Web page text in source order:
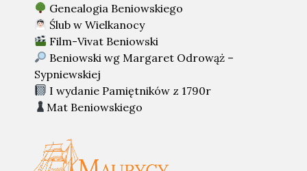
Genealogia Beniowskiego
Ślub w Wielkanocy
Film-Vivat Beniowski
Beniowski wg Margaret Odrowąż –
Sypniewskiej
I wydanie Pamiętników z 1790r
Mat Beniowskiego